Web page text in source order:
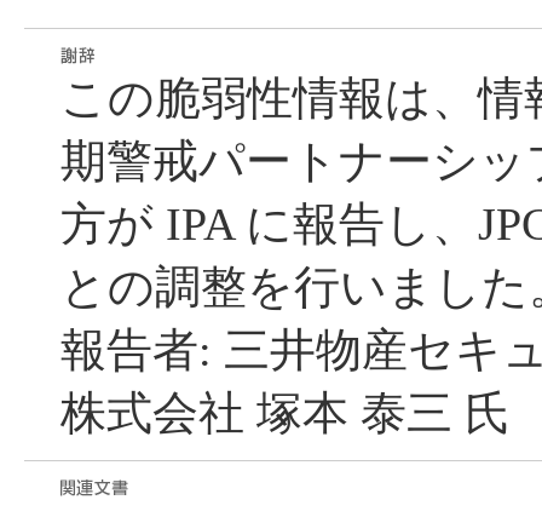
この脆弱性情報は、
期警戒パートナーシ
方が IPA に報告し、
との調整を行いました
報告者: 三井物産セキ
株式会社 塚本 泰三 氏